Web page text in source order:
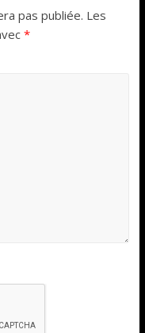
pas publiée. Les
*